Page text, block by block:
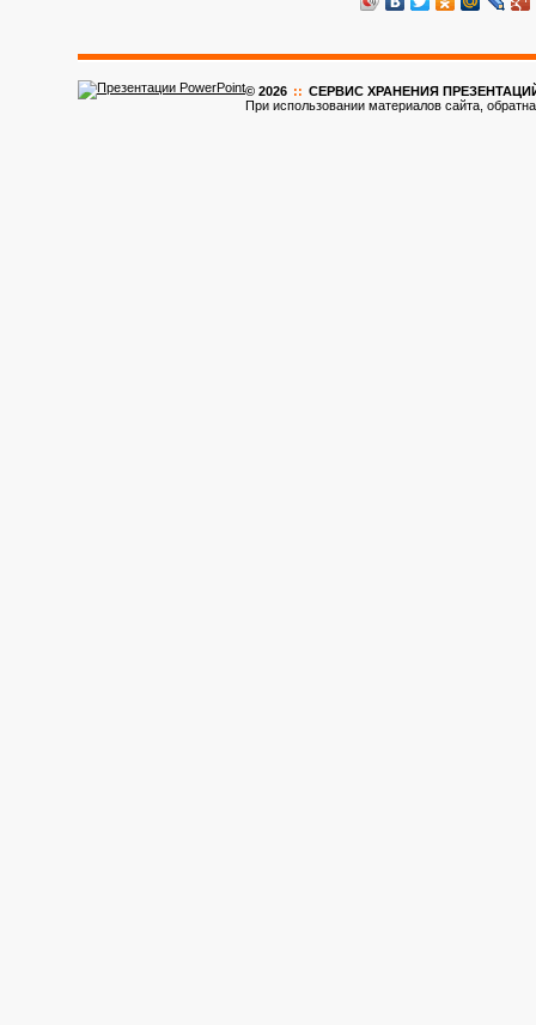
© 2026 :: CЕРВИС ХРАНЕНИЯ ПРЕЗЕНТАЦИЙ
При использовании материалов сайта,